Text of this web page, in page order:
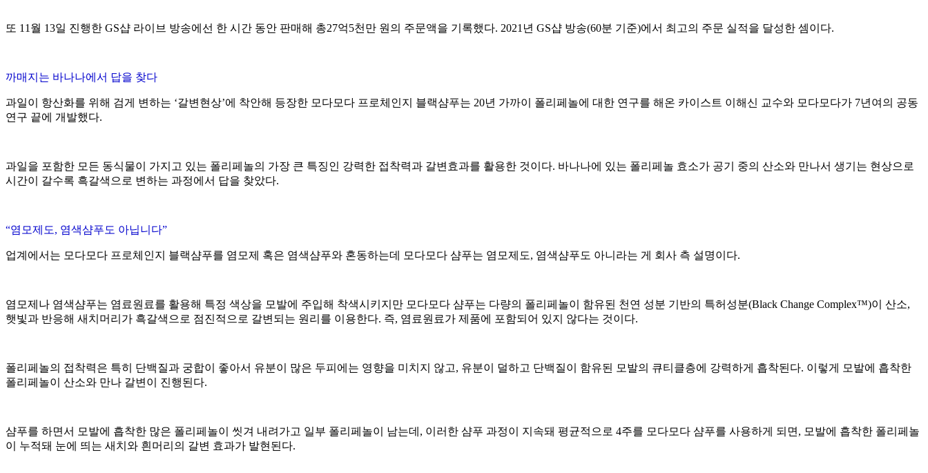
또 11월 13일 진행한 GS샵 라이브 방송에선 한 시간 동안 판매해 총27억5천만 원의 주문액을 기록했다. 2021년 GS샵 방송(60분 기준)에서 최고의 주문 실적을 달성한 셈이다.
까매지는 바나나에서 답을 찾다
과일이 항산화를 위해 검게 변하는 ‘갈변현상’에 착안해 등장한 모다모다 프로체인지 블랙샴푸는 20년 가까이 폴리페놀에 대한 연구를 해온 카이스트 이해신 교수와 모다모다가 7년여의 공동
연구 끝에 개발했다.
과일을 포함한 모든 동식물이 가지고 있는 폴리페놀의 가장 큰 특징인 강력한 접착력과 갈변효과를 활용한 것이다. 바나나에 있는 폴리페놀 효소가 공기 중의 산소와 만나서 생기는 현상으로
시간이 갈수록 흑갈색으로 변하는 과정에서 답을 찾았다.
“염모제도, 염색샴푸도 아닙니다”
업계에서는 모다모다 프로체인지 블랙샴푸를 염모제 혹은 염색샴푸와 혼동하는데 모다모다 샴푸는 염모제도, 염색샴푸도 아니라는 게 회사 측 설명이다.
염모제나 염색샴푸는 염료원료를 활용해 특정 색상을 모발에 주입해 착색시키지만 모다모다 샴푸는 다량의 폴리페놀이 함유된 천연 성분 기반의 특허성분(Black Change Complex™)이 산소,
햇빛과 반응해 새치머리가 흑갈색으로 점진적으로 갈변되는 원리를 이용한다. 즉, 염료원료가 제품에 포함되어 있지 않다는 것이다.
폴리페놀의 접착력은 특히 단백질과 궁합이 좋아서 유분이 많은 두피에는 영향을 미치지 않고, 유분이 덜하고 단백질이 함유된 모발의 큐티클층에 강력하게 흡착된다. 이렇게 모발에 흡착한
폴리페놀이 산소와 만나 갈변이 진행된다.
샴푸를 하면서 모발에 흡착한 많은 폴리페놀이 씻겨 내려가고 일부 폴리페놀이 남는데, 이러한 샴푸 과정이 지속돼 평균적으로 4주를 모다모다 샴푸를 사용하게 되면, 모발에 흡착한 폴리페놀
이 누적돼 눈에 띄는 새치와 흰머리의 갈변 효과가 발현된다.